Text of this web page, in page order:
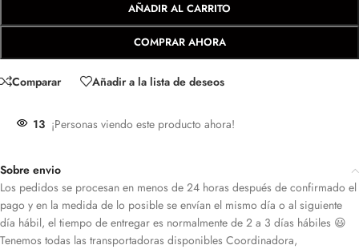
AÑADIR AL CARRITO
COMPRAR AHORA
Comparar Añadir a la lista de deseos
13 ¡Personas viendo este producto ahora!
Sobre envio
Los pedidos se procesan en menos de 24 horas después de confirmado el
pago y en la medida de lo posible se envían el mismo día o al siguiente
día hábil, el tiempo de entregar es normalmente de 2 a 3 días hábiles 😃
Tenemos todas las transportadoras disponibles Coordinadora,